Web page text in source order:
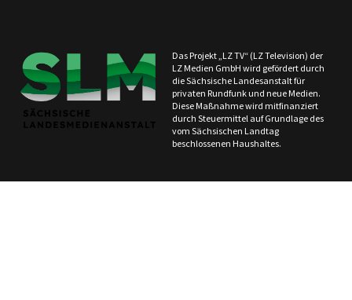
Das Projekt „LZ TV“ (LZ Television) der
LZ Medien GmbH wird gefördert durch
die Sächsische Landesanstalt für
privaten Rundfunk und neue Medien.
Diese Maßnahme wird mitfinanziert
durch Steuermittel auf Grundlage des
vom Sächsischen Landtag
beschlossenen Haushaltes.